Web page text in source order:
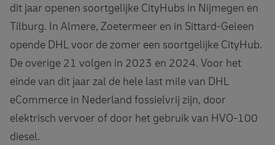
dit jaar openen soortgelijke CityHubs in Nijmegen en
Tilburg. In Almere, Zoetermeer en in Sittard-Geleen
opende DHL voor de zomer een soortgelijke CityHub.
De overige 21 volgen in 2023 en 2024. Voor het
einde van dit jaar zal de hele last mile van DHL
eCommerce in Nederland fossielvrij zijn, door
elektrisch vervoer of door het gebruik van HVO-100
diesel.